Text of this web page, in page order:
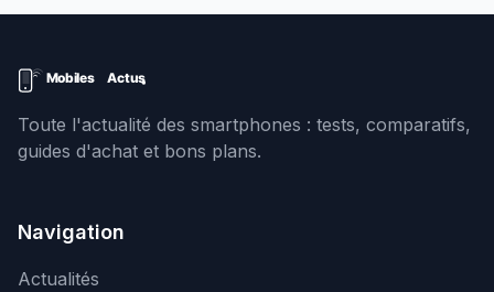
Toute l'actualité des smartphones : tests, comparatifs,
guides d'achat et bons plans.
Navigation
Actualités